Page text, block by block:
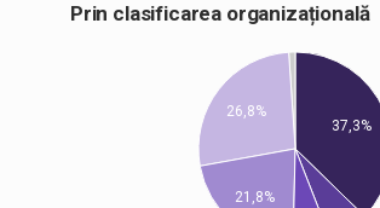
Prin clasificarea organizațională
37,3%
26,8%
21,8%